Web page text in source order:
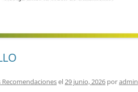
Recomendacionesel29 junio, 2026 poradmin